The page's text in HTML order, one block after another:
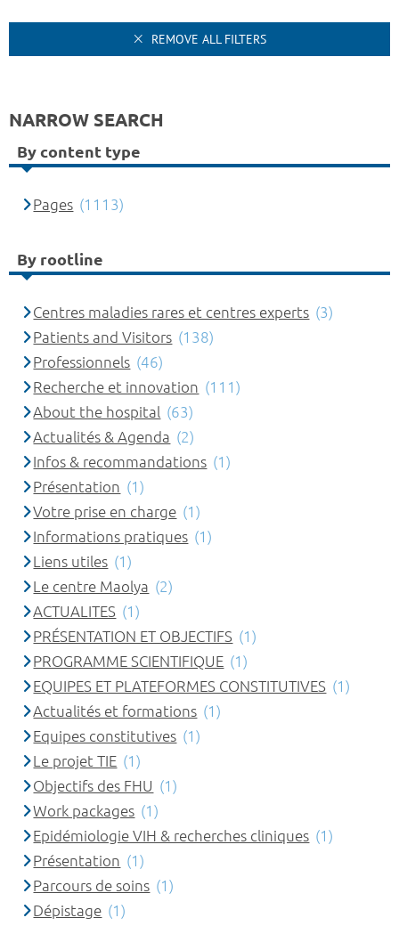
REMOVE ALL FILTERS
NARROW SEARCH
By content type
Pages (1113)
By rootline
Centres maladies rares et centres experts (3)
Patients and Visitors (138)
Professionnels (46)
Recherche et innovation (111)
About the hospital (63)
Actualités & Agenda (2)
Infos & recommandations (1)
Présentation (1)
Votre prise en charge (1)
Informations pratiques (1)
Liens utiles (1)
Le centre Maolya (2)
ACTUALITES (1)
PRÉSENTATION ET OBJECTIFS (1)
PROGRAMME SCIENTIFIQUE (1)
EQUIPES ET PLATEFORMES CONSTITUTIVES (1)
Actualités et formations (1)
Equipes constitutives (1)
Le projet TIE (1)
Objectifs des FHU (1)
Work packages (1)
Epidémiologie VIH & recherches cliniques (1)
Présentation (1)
Parcours de soins (1)
Dépistage (1)